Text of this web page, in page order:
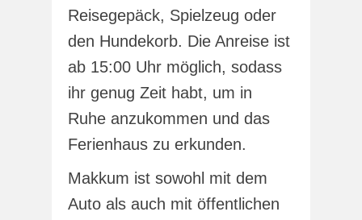
Reisegepäck, Spielzeug oder
den Hundekorb. Die Anreise ist
ab 15:00 Uhr möglich, sodass
ihr genug Zeit habt, um in
Ruhe anzukommen und das
Ferienhaus zu erkunden.
Makkum ist sowohl mit dem
Auto als auch mit öffentlichen